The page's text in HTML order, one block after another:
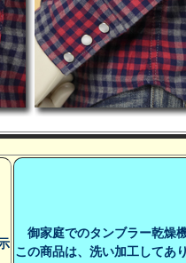
御家庭でのタンブラー乾燥
この商品は、洗い加工してあ